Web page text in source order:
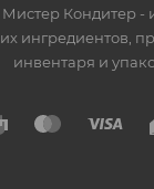
Мистер Кондитер -
ингредиентов,
инвентаря и